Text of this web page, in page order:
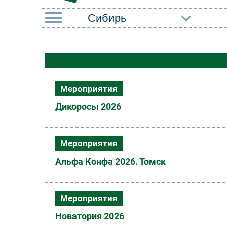
Импорто­замещение
Автоматизация
Промышленности
Интернет
Мобильная связь
Фиксированная связь
Интеграция
Рынок ПК
Мероприятия
Дикоросы 2026
Мероприятия
Альфа Конфа 2026. Томск
Мероприятия
Новатория 2026